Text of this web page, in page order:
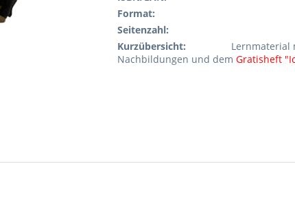
Format:
Seitenzahl:
Kurzübersicht:
Lernmaterial
Nachbildungen und demGratisheft